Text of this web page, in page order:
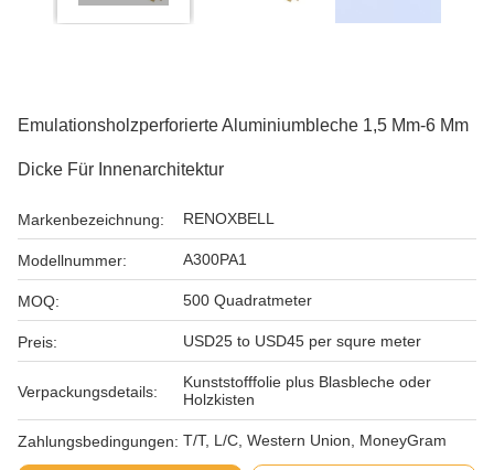
Emulationsholzperforierte Aluminiumbleche 1,5 Mm-6 Mm
Dicke Für Innenarchitektur
Markenbezeichnung: RENOXBELL
Modellnummer: A300PA1
MOQ: 500 Quadratmeter
Preis: USD25 to USD45 per squre meter
Verpackungsdetails:
Kunststofffolie plus Blasbleche oder
Holzkisten
Zahlungsbedingungen: T/T, L/C, Western Union, MoneyGram